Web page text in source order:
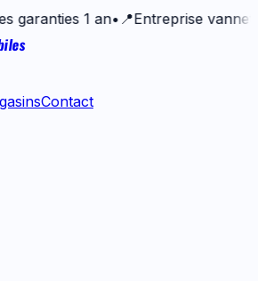
1 an•📍Entreprise vannetaise
Contact